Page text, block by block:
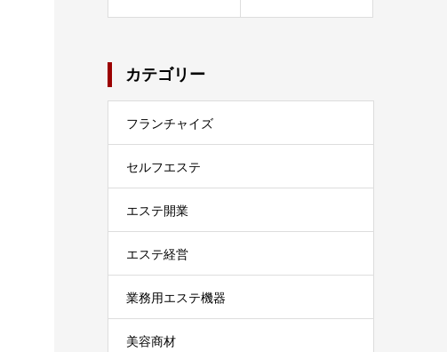
カテゴリー
フランチャイズ
セルフエステ
エステ開業
エステ経営
業務用エステ機器
美容商材